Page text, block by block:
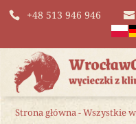
+48 513 946 946
Strona główna-Wszystkie